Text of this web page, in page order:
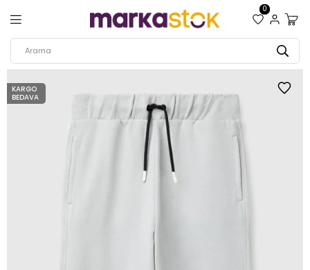
0
KARGO
BEDAVA